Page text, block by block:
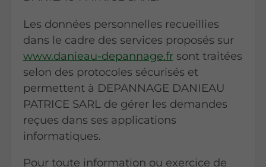
Les données personnelles recueillies
dans le cadre des services proposés sur
www.danieau-depannage.frsont traitées
selon des protocoles sécurisés et
permettent à DEPANNAGE DANIEAU
PATRICE SARL de gérer les demandes
reçues dans ses applications
informatiques.
Pour toute information ou exercice de